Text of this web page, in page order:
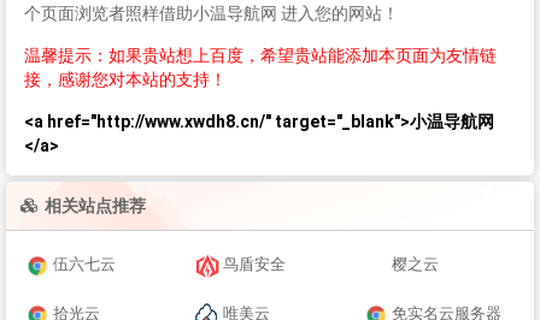
个页面浏览者照样借助小温导航网 进入您的网站！
温馨提示：如果贵站想上百度，希望贵站能添加本页面为友情链
接，感谢您对本站的支持！
<a href="http://www.xwdh8.cn/" target="_blank">小温导航网
</a>
相关站点推荐
伍六七云 鸟盾安全 樱之云
拾光云 唯美云 免实名云服务器